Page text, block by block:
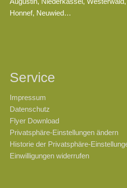
Honnef, Neuwied…
Service
Impressum
Datenschutz
Flyer Download
Privatsphäre-Einstellungen ändern
Historie der Privatsphäre-
Einwilligungen widerrufen